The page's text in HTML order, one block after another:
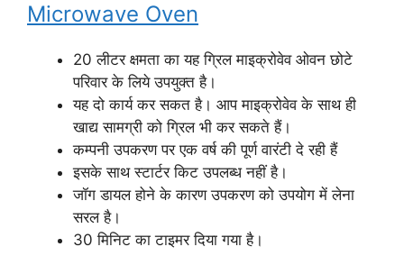
Microwave Oven
20 लीटर क्षमता का यह ग्रिल माइक्रोवेव ओवन छोटे
परिवार के लिये उपयुक्त है।
यह दो कार्य कर सकत है। आप माइक्रोवेव के साथ ही
खाद्य सामग्री को ग्रिल भी कर सकते हैं।
कम्पनी उपकरण पर एक वर्ष की पूर्ण वारंटी दे रही हैं
इसके साथ स्टार्टर किट उपलब्ध नहीं है।
जॉग डायल होने के कारण उपकरण को उपयोग में लेना
सरल है।
30 मिनिट का टाइमर दिया गया है।